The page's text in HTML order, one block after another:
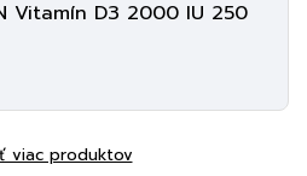
Vitamín D3 2000 IU 250
viac produktov